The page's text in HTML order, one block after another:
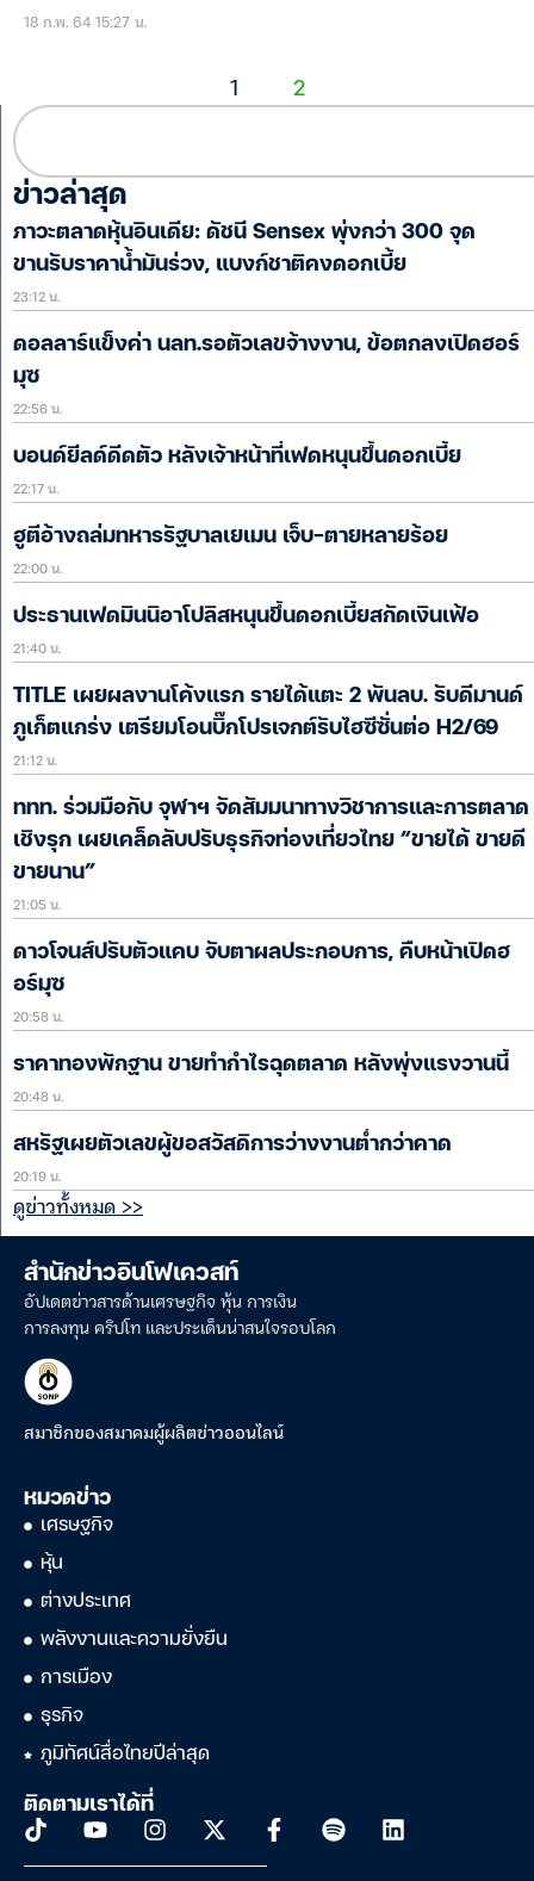
18 ก.พ. 64 15:27 น.
1 2
ข่าวล่าสุด
ภาวะตลาดหุ้นอินเดีย: ดัชนี Sensex พุ่งกว่า 300 จุด
ขานรับราคาน้ำมันร่วง, แบงก์ชาติคงดอกเบี้ย
23:12 น.
ดอลลาร์แข็งค่า นลท.รอตัวเลขจ้างงาน, ข้อตกลงเปิดฮอร์
มุซ
22:56 น.
บอนด์ยีลด์ดีดตัว หลังเจ้าหน้าที่เฟดหนุนขึ้นดอกเบี้ย
22:17 น.
ฮูตีอ้างถล่มทหารรัฐบาลเยเมน เจ็บ-ตายหลายร้อย
22:00 น.
ประธานเฟดมินนิอาโปลิสหนุนขึ้นดอกเบี้ยสกัดเงินเฟ้อ
21:40 น.
TITLE เผยผลงานโค้งแรก รายได้แตะ 2 พันลบ. รับดีมานด์
ภูเก็ตแกร่ง เตรียมโอนบิ๊กโปรเจกต์รับไฮซีซั่นต่อ H2/69
21:12 น.
ททท. ร่วมมือกับ จุฬาฯ จัดสัมมนาทางวิชาการและการตลาด
เชิงรุก เผยเคล็ดลับปรับธุรกิจท่องเที่ยวไทย “ขายได้ ขายดี
ขายนาน”
21:05 น.
ดาวโจนส์ปรับตัวแคบ จับตาผลประกอบการ, คืบหน้าเปิดฮ
อร์มุซ
20:58 น.
ราคาทองพักฐาน ขายทำกำไรฉุดตลาด หลังพุ่งแรงวานนี้
20:48 น.
สหรัฐเผยตัวเลขผู้ขอสวัสดิการว่างงานต่ำกว่าคาด
20:19 น.
ดูข่าวทั้งหมด >>
สำนักข่าวอินโฟเควสท์
อัปเดตข่าวสารด้านเศรษฐกิจ หุ้น การเงิน
การลงทุน คริปโท และประเด็นน่าสนใจรอบโลก
สมาชิกของสมาคมผู้ผลิตข่าวออนไลน์
หมวดข่าว
เศรษฐกิจ
หุ้น
ต่างประเทศ
พลังงานและความยั่งยืน
การเมือง
ธุรกิจ
ภูมิทัศน์สื่อไทยปีล่าสุด
ติดตามเราได้ที่